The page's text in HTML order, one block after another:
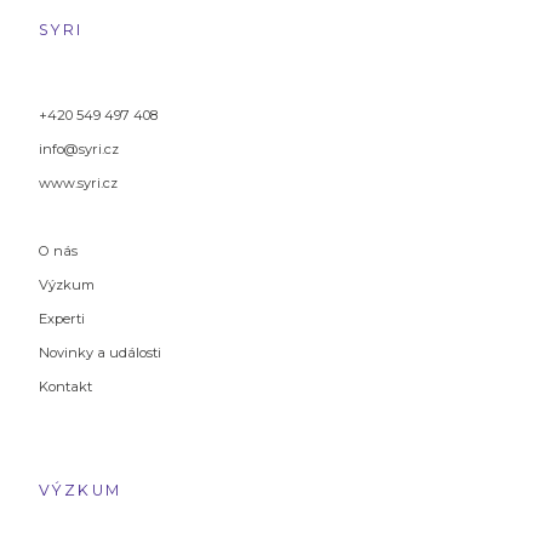
SYRI
+420 549 497 408
info@syri.cz
www.syri.cz
O nás
Výzkum
Experti
Novinky a události
Kontakt
VÝZKUM